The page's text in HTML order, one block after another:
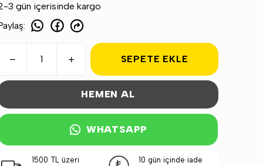
3 gün içerisinde kargo
:
SEPETE EKLE
HEMEN AL
WHATSAPP
1500 TL üzeri
10 gün içinde iade